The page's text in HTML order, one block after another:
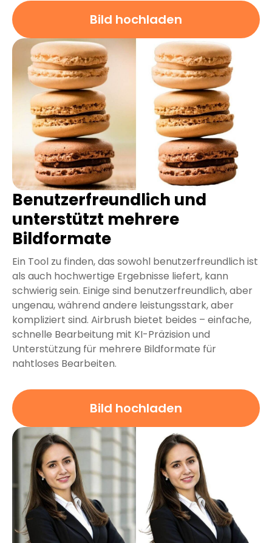
Bild hochladen
Benutzerfreundlich und
unterstützt mehrere
Bildformate
Ein Tool zu finden, das sowohl benutzerfreundlich ist
als auch hochwertige Ergebnisse liefert, kann
schwierig sein. Einige sind benutzerfreundlich, aber
ungenau, während andere leistungsstark, aber
kompliziert sind. Airbrush bietet beides – einfache,
schnelle Bearbeitung mit KI-Präzision und
Unterstützung für mehrere Bildformate für
nahtloses Bearbeiten.
Bild hochladen